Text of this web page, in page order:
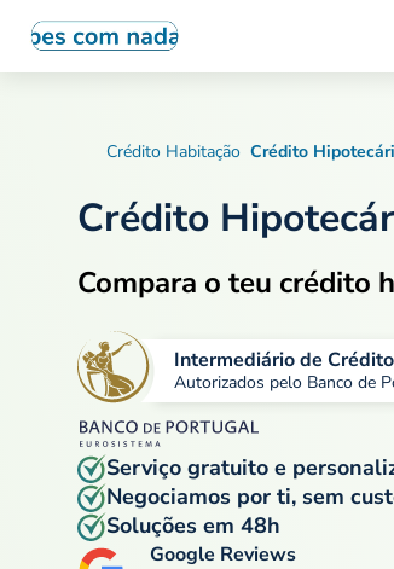
Crédito Habitação Crédito
Crédito
Compara o teu crédito
Intermediário de Crédito
Autorizados pelo Banco de
Google Reviews
Serviço gratuito e
Negociamos por ti, sem
Soluções em 48h